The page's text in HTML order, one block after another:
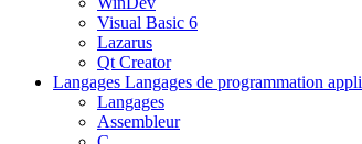
Visual Basic 6
Lazarus
Qt Creator
Langages Langages de programmation
Langages
Assembleur